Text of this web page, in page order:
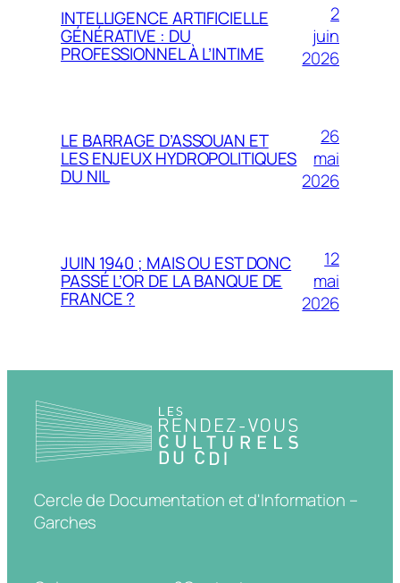
INTELLIGENCE ARTIFICIELLE
GÉNÉRATIVE : DU
PROFESSIONNEL À L’INTIME
2
juin
2026
LE BARRAGE D’ASSOUAN ET
LES ENJEUX HYDROPOLITIQUES
DU NIL
26
mai
2026
JUIN 1940 ; MAIS OU EST DONC
PASSÉ L’OR DE LA BANQUE DE
FRANCE ?
12
mai
2026
Cercle de Documentation et d'Information –
Garches